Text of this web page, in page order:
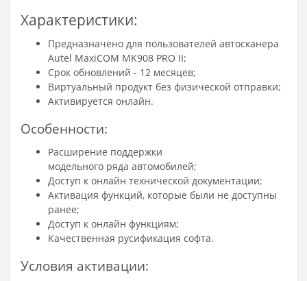
Характеристики:
Предназначено для пользователей автосканера
Autel MaxiCOM MK908 PRO II;
Срок обновлений - 12 месяцев;
Виртуальный продукт без физической отправки;
Активируется онлайн.
Особенности:
Расширение поддержки
модельного ряда автомобилей;
Доступ к онлайн технической документации;
Активация функций, которые были не доступны
ранее;
Доступ к онлайн функциям;
Качественная русификация софта.
Условия активации: